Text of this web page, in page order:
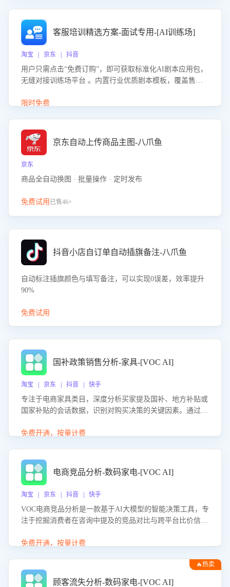
客服培训精选方案-面试专用-[AI训练场]
淘宝 | 京东 | 抖音
用户只需点击“免费订购”，即可获取标准化AI剧本应用包，
无缝对接训练场平台 。内置行业优质剧本模板，覆盖售前
初始化时间，助力企业快速启动智能客服训练
限时免费
京东自动上传商品主图-八爪鱼
京东
商品全自动换图 · 批量操作 · 定时发布
免费试用 已售46+
抖音小店自订单自动插旗备注-八爪鱼
自动标注插旗颜色与填写备注，可以实现0误差，效率提升
90%
免费试用
国补政策销售分析-家具-[VOC AI]
淘宝 | 京东 | 抖音 | 快手
专注于电商家具类目，深度分析买家提及国补、地方补贴或
国家补贴的会话数据，识别对购买决策的关键因素。通过AI
化策略，助力商家利用国补政策提升GMV。
免费开通，按量计费
电商竞品分析-数码家电-[VOC AI]
淘宝 | 京东 | 抖音 | 快手
VOC电商竞品分析是一款基于AI大模型的智能决策工具，专
注于挖掘消费者在咨询中提及的竞品对比与跨平台比价信
商品信息，进行多维度交叉对比，并分析消费者的比价行
企业优化营销话术、突出产品与服务优势，有效提升咨询转
化率，避免陷入单纯价格竞争，实现精准扬长避短。
免费开通，按量计费
🔥热卖
顾客流失分析-数码家电-[VOC AI]